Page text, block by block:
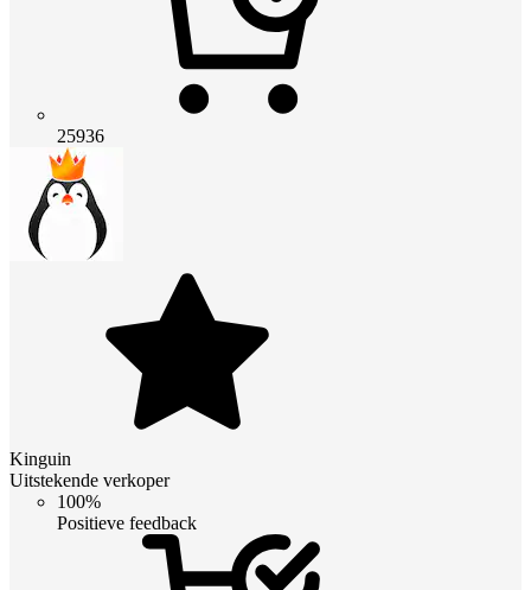
25936
Kinguin
Uitstekende verkoper
100%
Positieve feedback